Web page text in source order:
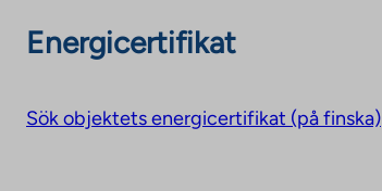
Energicertifikat
Sök objektets energicertifikat (på finska)